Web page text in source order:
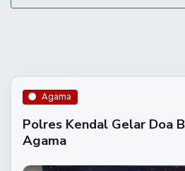
Agama
​Polres Kendal Gelar Doa
Agama